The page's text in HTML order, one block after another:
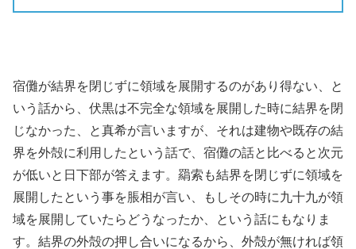
宿儺が結界を閉じずに領域を展開するのがあり得ない、と
いう話から、伏黒は不完全な領域を展開した時に結界を閉
じなかった、と真希が言いますが、それは建物や既存の結
界を外殻に利用したという話で、宿儺の話と比べると次元
が低いと日下部が答えます。羂索も結界を閉じずに領域を
展開したという事を脹相が言い、もしその時に九十九が領
域を展開していたらどうなったか、という話にもなりま
す。結界の外殻の押し合いになるから、外殻が無ければ領